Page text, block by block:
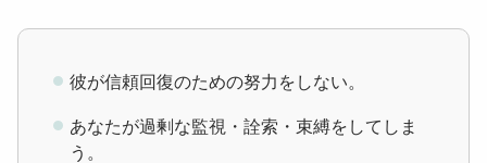
彼が信頼回復のための努力をしない。
あなたが過剰な監視・詮索・束縛をしてしま
う。